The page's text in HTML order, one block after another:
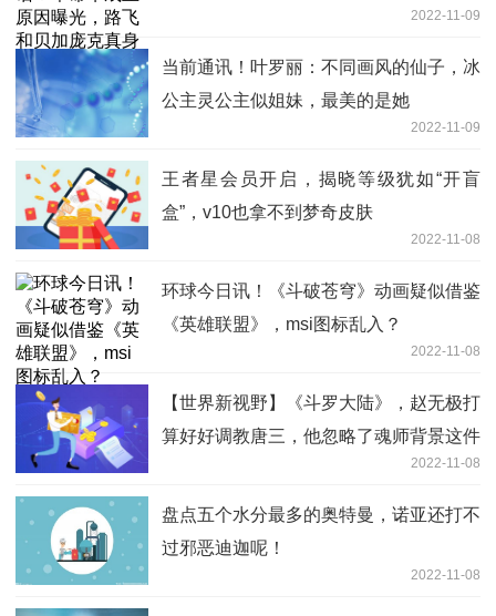
2022-11-09
当前通讯！叶罗丽：不同画风的仙子，冰
公主灵公主似姐妹，最美的是她
2022-11-09
王者星会员开启，揭晓等级犹如“开盲
盒”，v10也拿不到梦奇皮肤
2022-11-08
环球今日讯！《斗破苍穹》动画疑似借鉴
《英雄联盟》，msi图标乱入？
2022-11-08
【世界新视野】《斗罗大陆》，赵无极打
算好好调教唐三，他忽略了魂师背景这件
2022-11-08
盘点五个水分最多的奥特曼，诺亚还打不
过邪恶迪迦呢！
2022-11-08